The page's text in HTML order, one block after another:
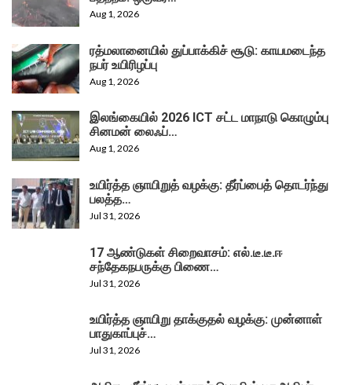
Aug 1, 2026
ரத்மலானையில் துப்பாக்கிச் சூடு: காயமடைந்த
நபர் உயிரிழப்பு
Aug 1, 2026
இலங்கையில் 2026 ICT சட்ட மாநாடு கொழும்பு
சினமன் லைஃப்…
Aug 1, 2026
உயிர்த்த ஞாயிறுத் வழக்கு: தீர்ப்பைத் தொடர்ந்து
பலத்த…
Jul 31, 2026
17 ஆண்டுகள் சிறைவாசம்: எல்.டீ.டீ.ஈ
சந்தேகநபருக்கு பிணை…
Jul 31, 2026
உயிர்த்த ஞாயிறு தாக்குதல் வழக்கு: முன்னாள்
பாதுகாப்புச்…
Jul 31, 2026